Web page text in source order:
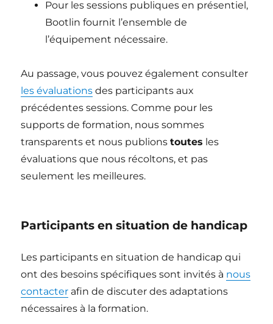
Pour les sessions publiques en présentiel,
Bootlin fournit l’ensemble de
l’équipement nécessaire.
Au passage, vous pouvez également consulter
les évaluations des participants aux
précédentes sessions. Comme pour les
supports de formation, nous sommes
transparents et nous publionstoutes les
évaluations que nous récoltons, et pas
seulement les meilleures.
Participants en situation de handicap
Les participants en situation de handicap qui
ont des besoins spécifiques sont invités à nous
contacter afin de discuter des adaptations
nécessaires à la formation.